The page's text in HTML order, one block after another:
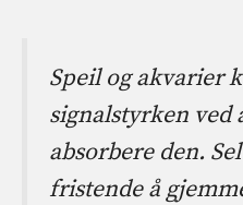
Speil og akvarier
signalstyrken ved
absorbere den.
fristende å